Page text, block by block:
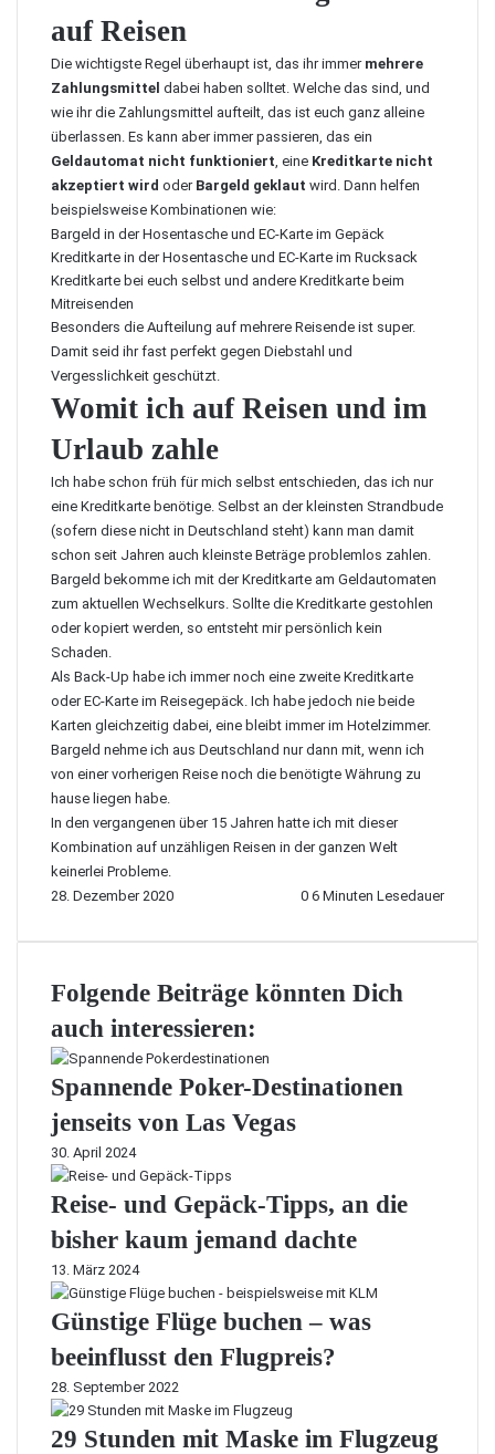
auf Reisen
Die wichtigste Regel überhaupt ist, das ihr immer mehrere
Zahlungsmittel dabei haben solltet. Welche das sind, und
wie ihr die Zahlungsmittel aufteilt, das ist euch ganz alleine
überlassen. Es kann aber immer passieren, das ein
Geldautomat nicht funktioniert, eine Kreditkarte nicht
akzeptiert wird oder Bargeld geklaut wird. Dann helfen
beispielsweise Kombinationen wie:
Bargeld in der Hosentasche und EC-Karte im Gepäck
Kreditkarte in der Hosentasche und EC-Karte im Rucksack
Kreditkarte bei euch selbst und andere Kreditkarte beim
Mitreisenden
Besonders die Aufteilung auf mehrere Reisende ist super.
Damit seid ihr fast perfekt gegen Diebstahl und
Vergesslichkeit geschützt.
Womit ich auf Reisen und im
Urlaub zahle
Ich habe schon früh für mich selbst entschieden, das ich nur
eine Kreditkarte benötige. Selbst an der kleinsten Strandbude
(sofern diese nicht in Deutschland steht) kann man damit
schon seit Jahren auch kleinste Beträge problemlos zahlen.
Bargeld bekomme ich mit der Kreditkarte am Geldautomaten
zum aktuellen Wechselkurs. Sollte die Kreditkarte gestohlen
oder kopiert werden, so entsteht mir persönlich kein
Schaden.
Als Back-Up habe ich immer noch eine zweite Kreditkarte
oder EC-Karte im Reisegepäck. Ich habe jedoch nie beide
Karten gleichzeitig dabei, eine bleibt immer im Hotelzimmer.
Bargeld nehme ich aus Deutschland nur dann mit, wenn ich
von einer vorherigen Reise noch die benötigte Währung zu
hause liegen habe.
In den vergangenen über 15 Jahren hatte ich mit dieser
Kombination auf unzähligen Reisen in der ganzen Welt
keinerlei Probleme.
28. Dezember 2020
0 6 Minuten Lesedauer
Folgende Beiträge könnten Dich
auch interessieren:
Spannende Poker-Destinationen
jenseits von Las Vegas
30. April 2024
Reise- und Gepäck-Tipps, an die
bisher kaum jemand dachte
13. März 2024
Günstige Flüge buchen – was
beeinflusst den Flugpreis?
28. September 2022
29 Stunden mit Maske im Flugzeug